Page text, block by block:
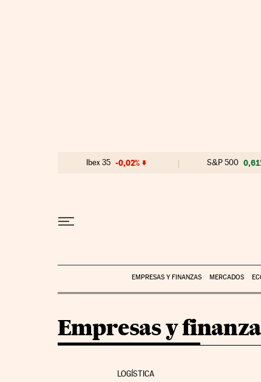
Ibex 35 -0,02% S&P 500
EMPRESAS Y FINANZAS MERCADOS
Empresas y
LOGÍSTICA